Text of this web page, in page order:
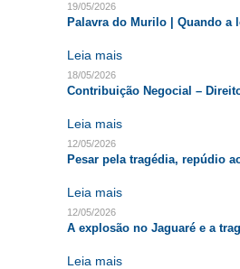
19/05/2026
Palavra do Murilo | Quando a
Leia mais
18/05/2026
Contribuição Negocial –
Leia mais
12/05/2026
Pesar pela tragédia, repúdio
Leia mais
12/05/2026
A explosão no Jaguaré e a
Leia mais